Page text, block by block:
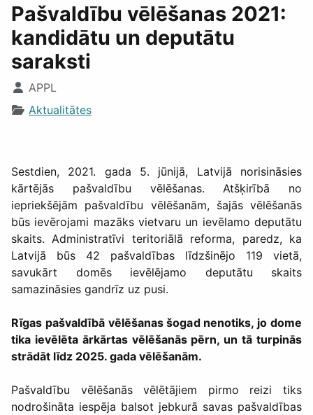
Pašvaldību vēlēšanas 2021:
kandidātu un deputātu
saraksti
APPL
Aktualitātes
Sestdien, 2021. gada 5. jūnijā, Latvijā norisināsies
kārtējās pašvaldību vēlēšanas. Atšķirībā no
iepriekšējām pašvaldību vēlēšanām, šajās vēlēšanās
būs ievērojami mazāks vietvaru un ievēlamo deputātu
skaits. Administratīvi teritoriālā reforma, paredz, ka
Latvijā būs 42 pašvaldības līdzšinējo 119 vietā,
savukārt domēs ievēlējamo deputātu skaits
samazināsies gandrīz uz pusi.
Rīgas pašvaldībā vēlēšanas šogad nenotiks, jo dome
tika ievēlēta ārkārtas vēlēšanās pērn, un tā turpinās
strādāt līdz 2025. gada vēlēšanām.
Pašvaldību vēlēšanās vēlētājiem pirmo reizi tiks
nodrošināta iespēja balsot jebkurā savas pašvaldības